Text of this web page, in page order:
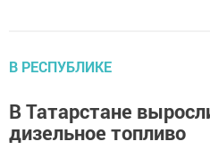
В РЕСПУБЛИКЕ
В Татарстане
дизельное топливо